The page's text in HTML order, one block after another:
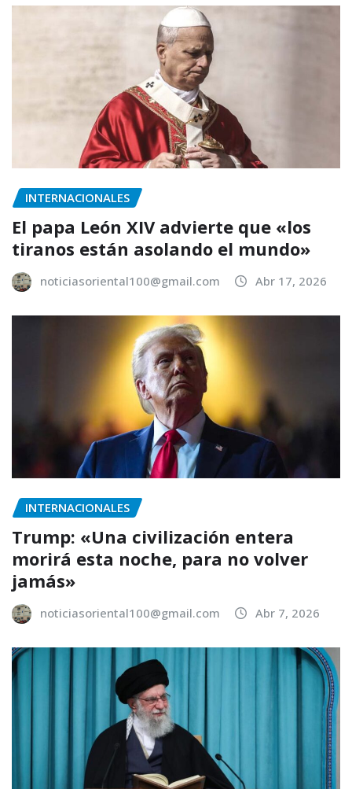
INTERNACIONALES
El papa León XIV advierte que «los
tiranos están asolando el mundo»
noticiasoriental100@gmail.com Abr 17, 2026
INTERNACIONALES
Trump: «Una civilización entera
morirá esta noche, para no volver
jamás»
noticiasoriental100@gmail.com Abr 7, 2026